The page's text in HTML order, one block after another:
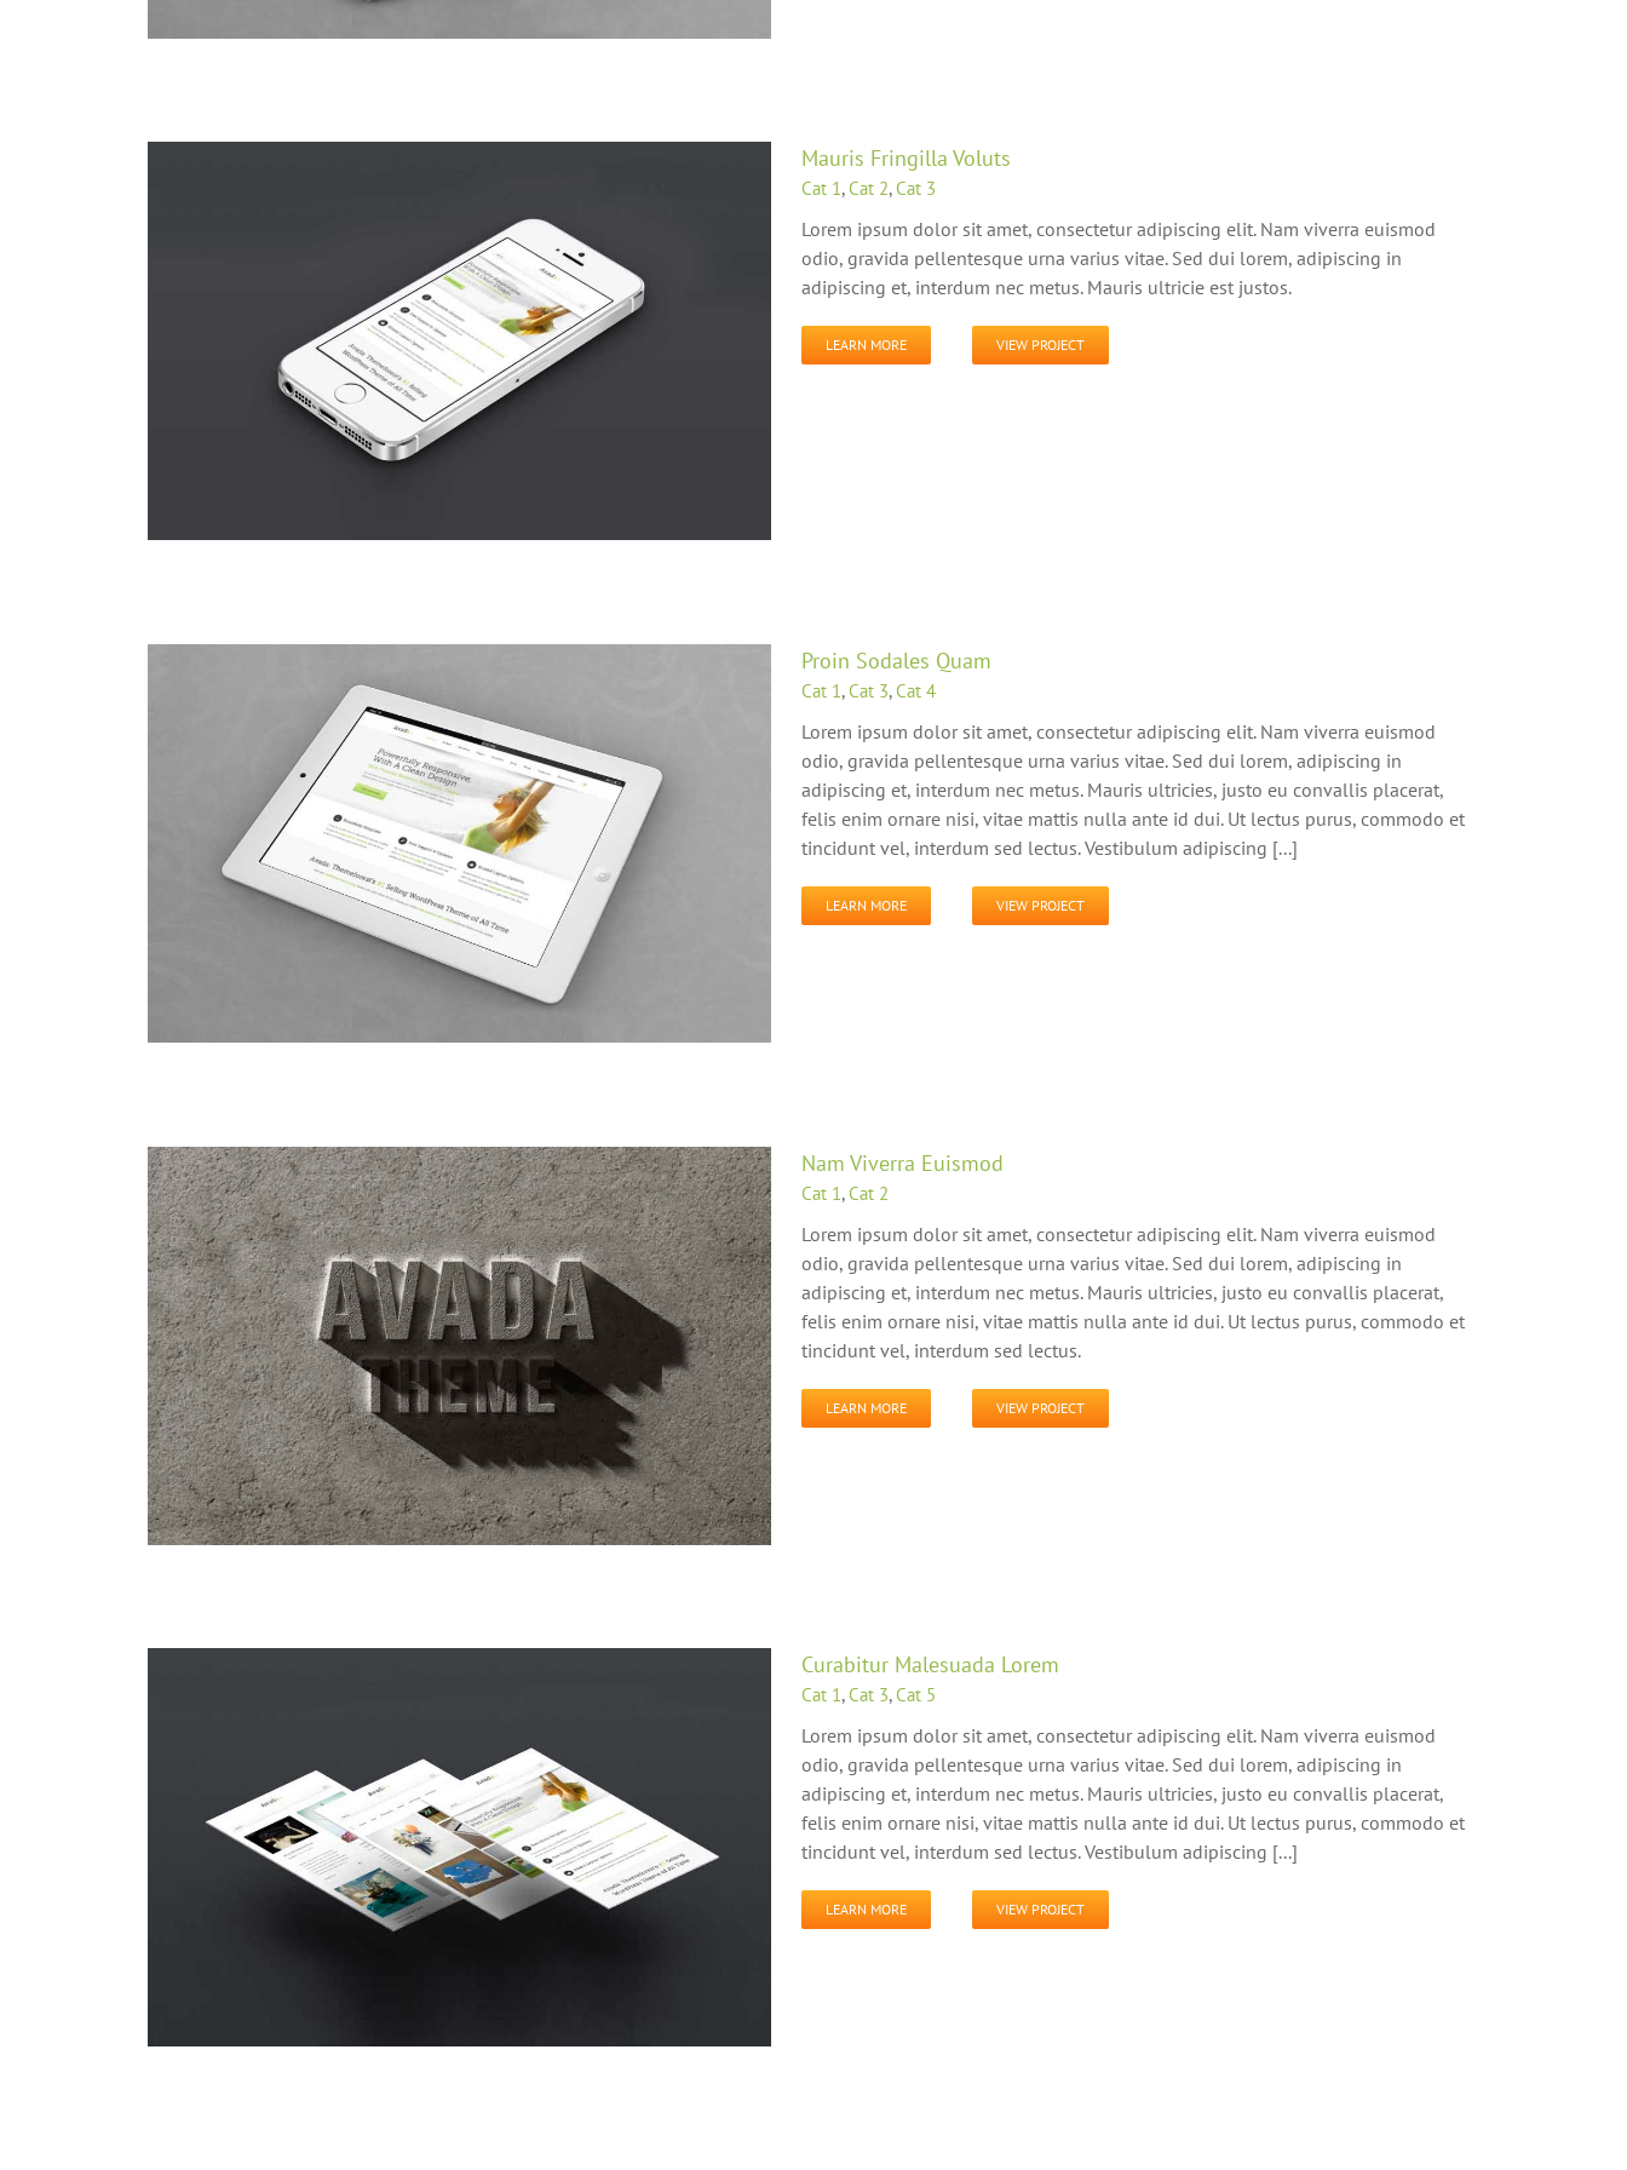
Mauris Fringilla Voluts
Cat 1,Cat 2,Cat 3
Lorem ipsum dolor sit amet, consectetur adipiscing elit. Nam viverra euismod
odio, gravida pellentesque urna varius vitae. Sed dui lorem, adipiscing in
adipiscing et, interdum nec metus. Mauris ultricie est justos.
LEARN MORE VIEW PROJECT
Proin Sodales Quam
Cat 1,Cat 3,Cat 4
Lorem ipsum dolor sit amet, consectetur adipiscing elit. Nam viverra euismod
odio, gravida pellentesque urna varius vitae. Sed dui lorem, adipiscing in
adipiscing et, interdum nec metus. Mauris ultricies, justo eu convallis placerat,
felis enim ornare nisi, vitae mattis nulla ante id dui. Ut lectus purus, commodo et
tincidunt vel, interdum sed lectus. Vestibulum adipiscing [...]
LEARN MORE VIEW PROJECT
Nam Viverra Euismod
Cat 1,Cat 2
Lorem ipsum dolor sit amet, consectetur adipiscing elit. Nam viverra euismod
odio, gravida pellentesque urna varius vitae. Sed dui lorem, adipiscing in
adipiscing et, interdum nec metus. Mauris ultricies, justo eu convallis placerat,
felis enim ornare nisi, vitae mattis nulla ante id dui. Ut lectus purus, commodo et
tincidunt vel, interdum sed lectus.
LEARN MORE VIEW PROJECT
Curabitur Malesuada Lorem
Cat 1,Cat 3,Cat 5
Lorem ipsum dolor sit amet, consectetur adipiscing elit. Nam viverra euismod
odio, gravida pellentesque urna varius vitae. Sed dui lorem, adipiscing in
adipiscing et, interdum nec metus. Mauris ultricies, justo eu convallis placerat,
felis enim ornare nisi, vitae mattis nulla ante id dui. Ut lectus purus, commodo et
tincidunt vel, interdum sed lectus. Vestibulum adipiscing [...]
LEARN MORE VIEW PROJECT